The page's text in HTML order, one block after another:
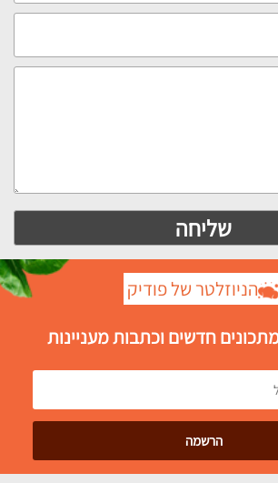
הניוזלטר של פודיק
חדשים וכתבות מעניינות